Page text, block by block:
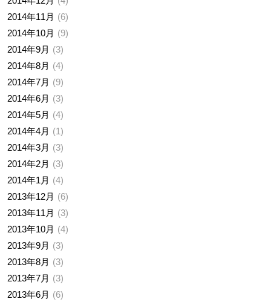
2014年11月
6
2014年10月
9
2014年9月
3
2014年8月
4
2014年7月
9
2014年6月
3
2014年5月
4
2014年4月
1
2014年3月
3
2014年2月
3
2014年1月
4
2013年12月
6
2013年11月
3
2013年10月
4
2013年9月
3
2013年8月
3
2013年7月
3
2013年6月
6